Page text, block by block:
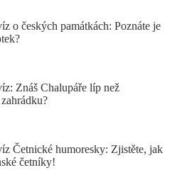
o českých památkách: Poznáte je
Znáš Chalupáře líp než
Četnické humoresky: Zjistěte, jak
četníky!